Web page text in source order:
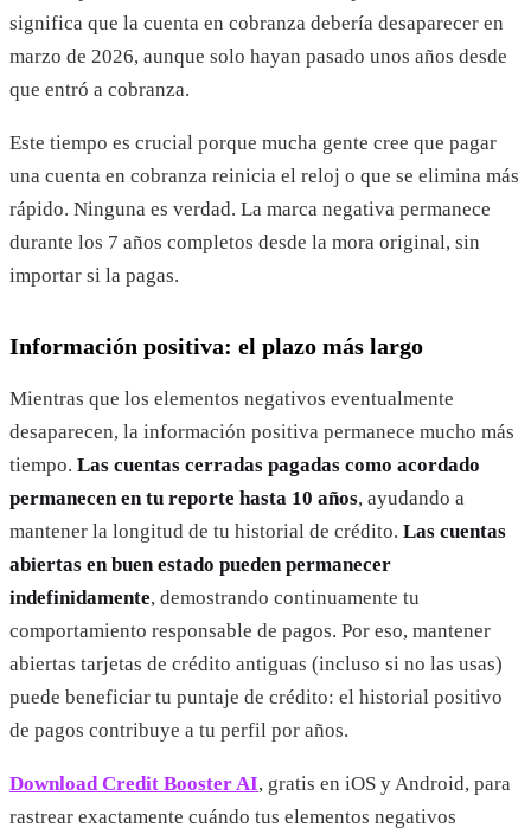
significa que la cuenta en cobranza debería desaparecer en
marzo de 2026, aunque solo hayan pasado unos años desde
que entró a cobranza.
Este tiempo es crucial porque mucha gente cree que pagar
una cuenta en cobranza reinicia el reloj o que se elimina más
rápido. Ninguna es verdad. La marca negativa permanece
durante los 7 años completos desde la mora original, sin
importar si la pagas.
Información positiva: el plazo más largo
Mientras que los elementos negativos eventualmente
desaparecen, la información positiva permanece mucho más
tiempo. Las cuentas cerradas pagadas como acordado
permanecen en tu reporte hasta 10 años, ayudando a
mantener la longitud de tu historial de crédito. Las cuentas
abiertas en buen estado pueden permanecer
indefinidamente, demostrando continuamente tu
comportamiento responsable de pagos. Por eso, mantener
abiertas tarjetas de crédito antiguas (incluso si no las usas)
puede beneficiar tu puntaje de crédito: el historial positivo
de pagos contribuye a tu perfil por años.
Download Credit Booster AI, gratis en iOS y Android, para
rastrear exactamente cuándo tus elementos negativos